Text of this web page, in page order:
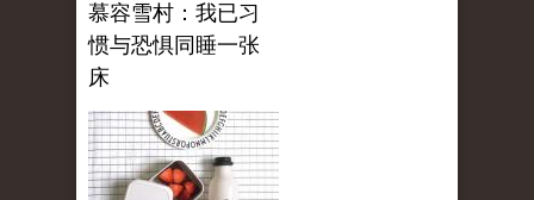
慕容雪村：我已习
惯与恐惧同睡一张
床